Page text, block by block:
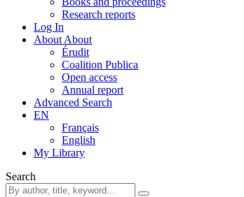
Research reports
Log In
About About
Érudit
Coalition Publica
Open access
Annual report
Advanced Search
EN
Français
English
My Library
Search